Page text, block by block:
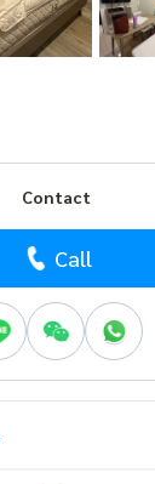
Contact
Call